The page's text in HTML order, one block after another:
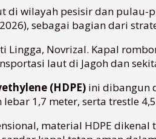
di wilayah pesisir dan
sebagai bagian dari
Novrizal. Kapal
laut di Jagoh dan
(HDPE) ini dibangun
1,7 meter, serta trestle
material HDPE